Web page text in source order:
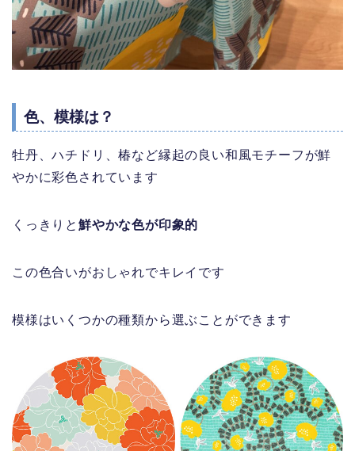
色、模様は？
牡丹、ハチドリ、椿など縁起の良い和風モチーフが鮮
やかに彩色されています
くっきりと 鮮やかな色が印象的
この色合いがおしゃれでキレイです
模様はいくつかの種類から選ぶことができます